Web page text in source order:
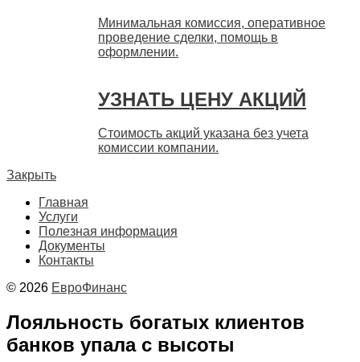
Минимальная комиссия, оперативное
проведение сделки, помощь в
оформлении.
УЗНАТЬ ЦЕНУ АКЦИЙ
Стоимость акций указана без учета
комиссии компании.
Закрыть
Главная
Услуги
Полезная информация
Документы
Контакты
© 2026 ЕвроФинанс
Лояльность богатых клиентов
банков упала с высоты